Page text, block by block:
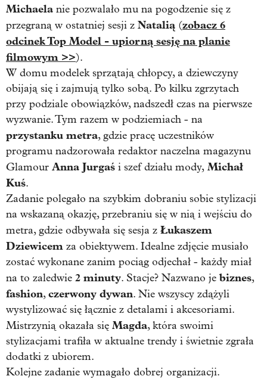
Michaela nie pozwalało mu na pogodzenie się z
przegraną w ostatniej sesji z Natalią (zobacz 6
odcinek Top Model - upiorną sesję na planie
filmowym >>).
W domu modelek sprzątają chłopcy, a dziewczyny
obijają się i zajmują tylko sobą. Po kilku zgrzytach
przy podziale obowiązków, nadszedł czas na pierwsze
wyzwanie. Tym razem w podziemiach - na
przystanku metra, gdzie pracę uczestników
programu nadzorowała redaktor naczelna magazynu
Glamour Anna Jurgaś i szef działu mody, Michał
Kuś.
Zadanie polegało na szybkim dobraniu sobie stylizacji
na wskazaną okazję, przebraniu się w nią i wejściu do
metra, gdzie odbywała się sesja z Łukaszem
Dziewicem za obiektywem. Idealne zdjęcie musiało
zostać wykonane zanim pociąg odjechał - każdy miał
na to zaledwie 2 minuty. Stacje? Nazwano jebiznes,
fashion,czerwony dywan. Nie wszyscy zdążyli
wystylizować się łącznie z detalami i akcesoriami.
Mistrzynią okazała się Magda, która swoimi
stylizacjami trafiła w aktualne trendy i świetnie zgrała
dodatki z ubiorem.
Kolejne zadanie wymagało dobrej organizacji.